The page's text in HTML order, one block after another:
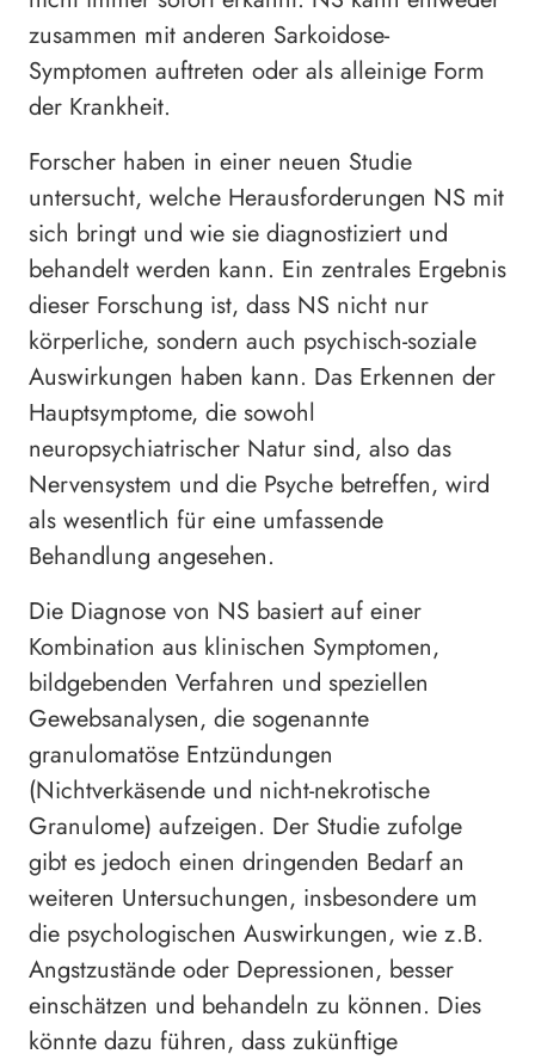
zusammen mit anderen Sarkoidose-
Symptomen auftreten oder als alleinige Form
der Krankheit.
Forscher haben in einer neuen Studie
untersucht, welche Herausforderungen NS mit
sich bringt und wie sie diagnostiziert und
behandelt werden kann. Ein zentrales Ergebnis
dieser Forschung ist, dass NS nicht nur
körperliche, sondern auch psychisch-soziale
Auswirkungen haben kann. Das Erkennen der
Hauptsymptome, die sowohl
neuropsychiatrischer Natur sind, also das
Nervensystem und die Psyche betreffen, wird
als wesentlich für eine umfassende
Behandlung angesehen.
Die Diagnose von NS basiert auf einer
Kombination aus klinischen Symptomen,
bildgebenden Verfahren und speziellen
Gewebsanalysen, die sogenannte
granulomatöse Entzündungen
(Nichtverkäsende und nicht-nekrotische
Granulome) aufzeigen. Der Studie zufolge
gibt es jedoch einen dringenden Bedarf an
weiteren Untersuchungen, insbesondere um
die psychologischen Auswirkungen, wie z.B.
Angstzustände oder Depressionen, besser
einschätzen und behandeln zu können. Dies
könnte dazu führen, dass zukünftige